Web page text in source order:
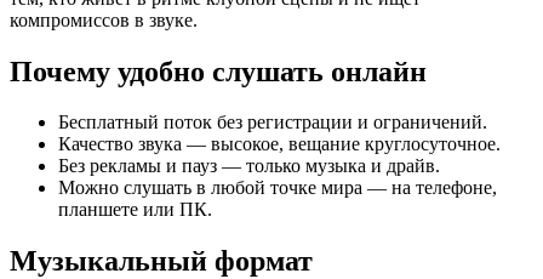
компромиссов в звуке.
Почему удобно слушать онлайн
Бесплатный поток без регистрации и ограничений.
Качество звука — высокое, вещание круглосуточное.
Без рекламы и пауз — только музыка и драйв.
Можно слушать в любой точке мира — на телефоне,
планшете или ПК.
Музыкальный формат